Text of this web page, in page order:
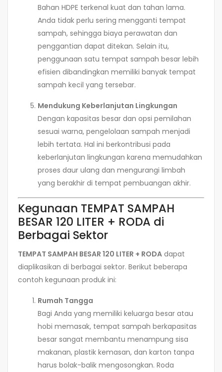
Bahan HDPE terkenal kuat dan tahan lama.
Anda tidak perlu sering mengganti tempat
sampah, sehingga biaya perawatan dan
penggantian dapat ditekan. Selain itu,
penggunaan satu tempat sampah besar lebih
efisien dibandingkan memiliki banyak tempat
sampah kecil yang tersebar.
Mendukung Keberlanjutan Lingkungan
Dengan kapasitas besar dan opsi pemilahan
sesuai warna, pengelolaan sampah menjadi
lebih tertata. Hal ini berkontribusi pada
keberlanjutan lingkungan karena memudahkan
proses daur ulang dan mengurangi limbah
yang berakhir di tempat pembuangan akhir.
Kegunaan TEMPAT SAMPAH
BESAR 120 LITER + RODA di
Berbagai Sektor
TEMPAT SAMPAH BESAR 120 LITER + RODA dapat
diaplikasikan di berbagai sektor. Berikut beberapa
contoh kegunaan produk ini:
Rumah Tangga
Bagi Anda yang memiliki keluarga besar atau
hobi memasak, tempat sampah berkapasitas
besar sangat membantu menampung sisa
makanan, plastik kemasan, dan karton tanpa
harus bolak-balik mengosongkan. Roda